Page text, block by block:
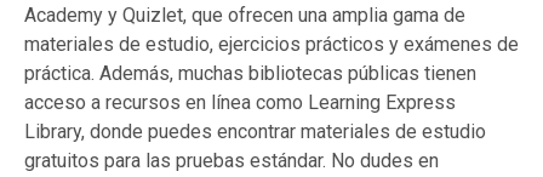
Academy y Quizlet, que ofrecen una amplia gama de
materiales de estudio, ejercicios prácticos y exámenes de
práctica. Además, muchas bibliotecas públicas tienen
acceso a recursos en línea como Learning Express
Library, donde puedes encontrar materiales de estudio
gratuitos para las pruebas estándar. No dudes en